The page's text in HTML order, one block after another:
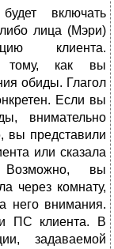
включать
либо лица (Мэри)
клиента.
тому, как вы
обиды. Глагол
Если вы
внимательно
вы представили
или сказала
Возможно, вы
через комнату,
него внимания.
ПС клиента. В
задаваемой